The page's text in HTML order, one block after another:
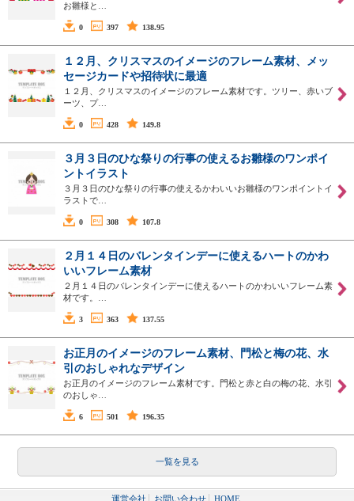
お雛様と…
0 397 138.95
１２月、クリスマスのイメージのフレーム素材、メッ
セージカードや招待状に最適
１２月、クリスマスのイメージのフレーム素材です。ツリー、赤いブ
ーツ、プ…
0 428 149.8
３月３日のひな祭りの行事の使えるお雛様のワンポイ
ントイラスト
３月３日のひな祭りの行事の使えるかわいいお雛様のワンポイントイ
ラストで…
0 308 107.8
２月１４日のバレンタインデーに使えるハートのかわ
いいフレーム素材
２月１４日のバレンタインデーに使えるハートのかわいいフレーム素
材です。…
3 363 137.55
お正月のイメージのフレーム素材、門松と梅の花、水
引のおしゃれなデザイン
お正月のイメージのフレーム素材です。門松と赤と白の梅の花、水引
のおしゃ…
6 501 196.35
一覧を見る
運営会社 お問い合わせ HOME